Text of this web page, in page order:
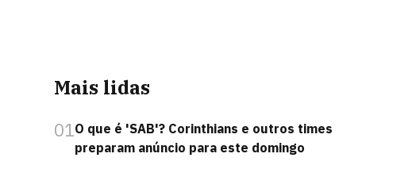
Mais lidas
01O que é 'SAB'? Corinthians e outros times
preparam anúncio para este domingo